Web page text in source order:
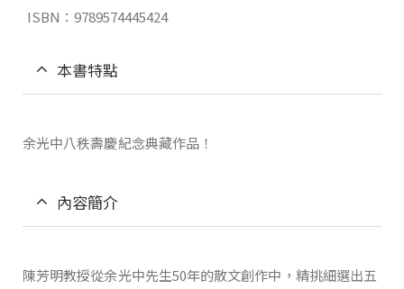
ISBN：9789574445424
本書特點
余光中八秩壽慶紀念典藏作品！
內容簡介
陳芳明教授從余光中先生50年的散文創作中，精挑細選出五